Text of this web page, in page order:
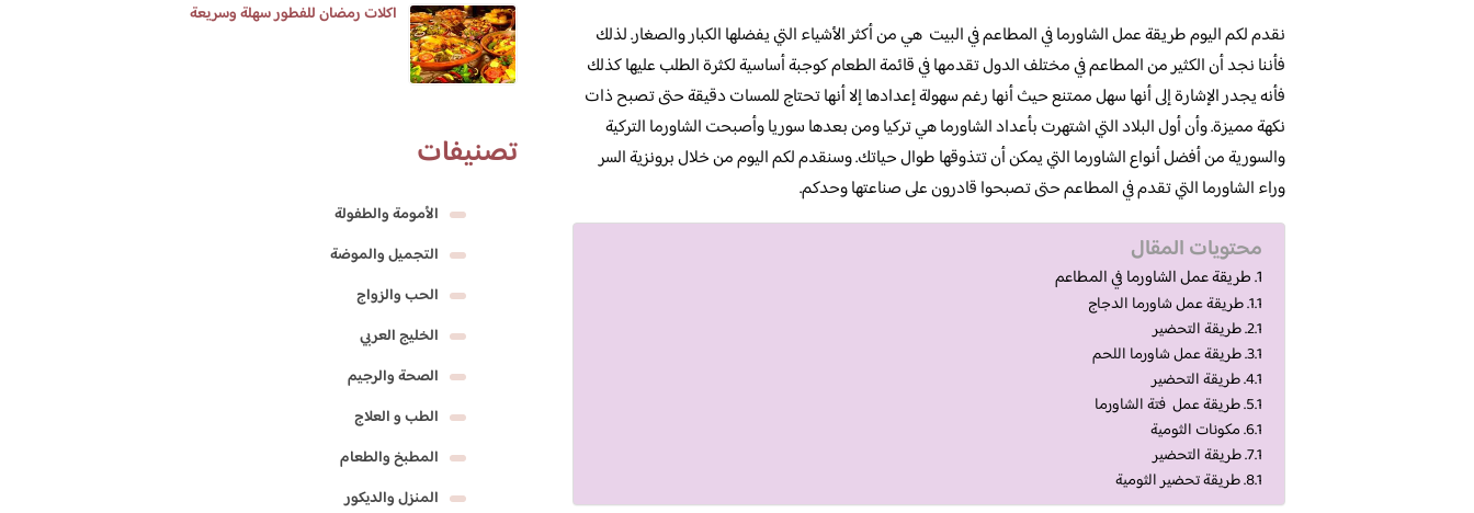
نقدم لكم اليوم طريقة عمل الشاورما في المطاعم في البيت هي من أكثر الأشياء التي يفضلها الكبار والصغار. لذلك
فأننا نجد أن الكثير من المطاعم في مختلف الدول تقدمها في قائمة الطعام كوجبة أساسية لكثرة الطلب عليها كذلك
فأنه يجدر الإشارة إلى أنها سهل ممتنع حيث أنها رغم سهولة إعدادها إلا أنها تحتاج للمسات دقيقة حتى تصبح ذات
نكهة مميزة. وأن أول البلاد التي اشتهرت بأعداد الشاورما هي تركيا ومن بعدها سوريا وأصبحت الشاورما التركية
والسورية من أفضل أنواع الشاورما التي يمكن أن تتذوقها طوال حياتك. وسنقدم لكم اليوم من خلال برونزية السر
وراء الشاورما التي تقدم في المطاعم حتى تصبحوا قادرون على صناعتها وحدكم.
محتويات المقال
طريقة عمل الشاورما في المطاعم
طريقة عمل شاورما الدجاج
طريقة التحضير
طريقة عمل شاورما اللحم
طريقة التحضير
طريقة عمل فتة الشاورما
مكونات الثومية
طريقة التحضير
طريقة تحضير الثومية
اكلات رمضان للفطور سهلة وسريعة
تصنيفات
الأمومة والطفولة
التجميل والموضة
الحب والزواج
الخليج العربي
الصحة والرجيم
الطب و العلاج
المطبخ والطعام
المنزل والديكور